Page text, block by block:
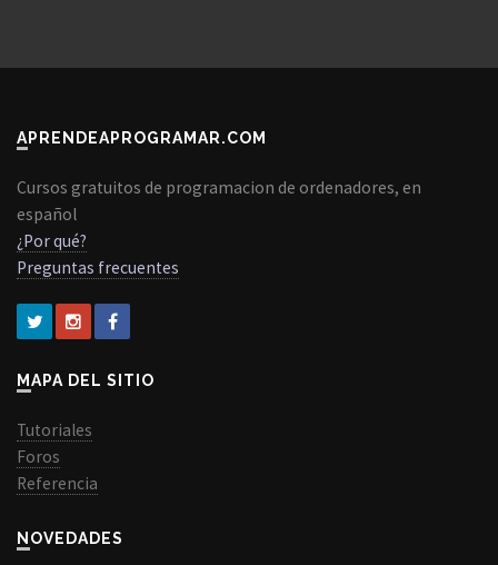
APRENDEAPROGRAMAR.COM
Cursos gratuitos de programacion de ordenadores, en
español
¿Por qué?
Preguntas frecuentes
MAPA DEL SITIO
Tutoriales
Foros
Referencia
NOVEDADES